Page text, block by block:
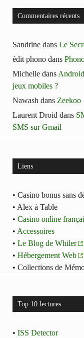
Commentaires récents
Sandrine dans Le
édit phono dans
Michelle dans
jeux mobiles ?
Nawash dans Zeekoo
Laurent Droid dans
SMS sur Gmail
Liens
• Casino bonus sans
• Alex à Table
• Casino online
• Accessoires
• Le Blog de Whiler
• Hébergement Web
• Collections de
Top 10 lectures
• ISS Detector